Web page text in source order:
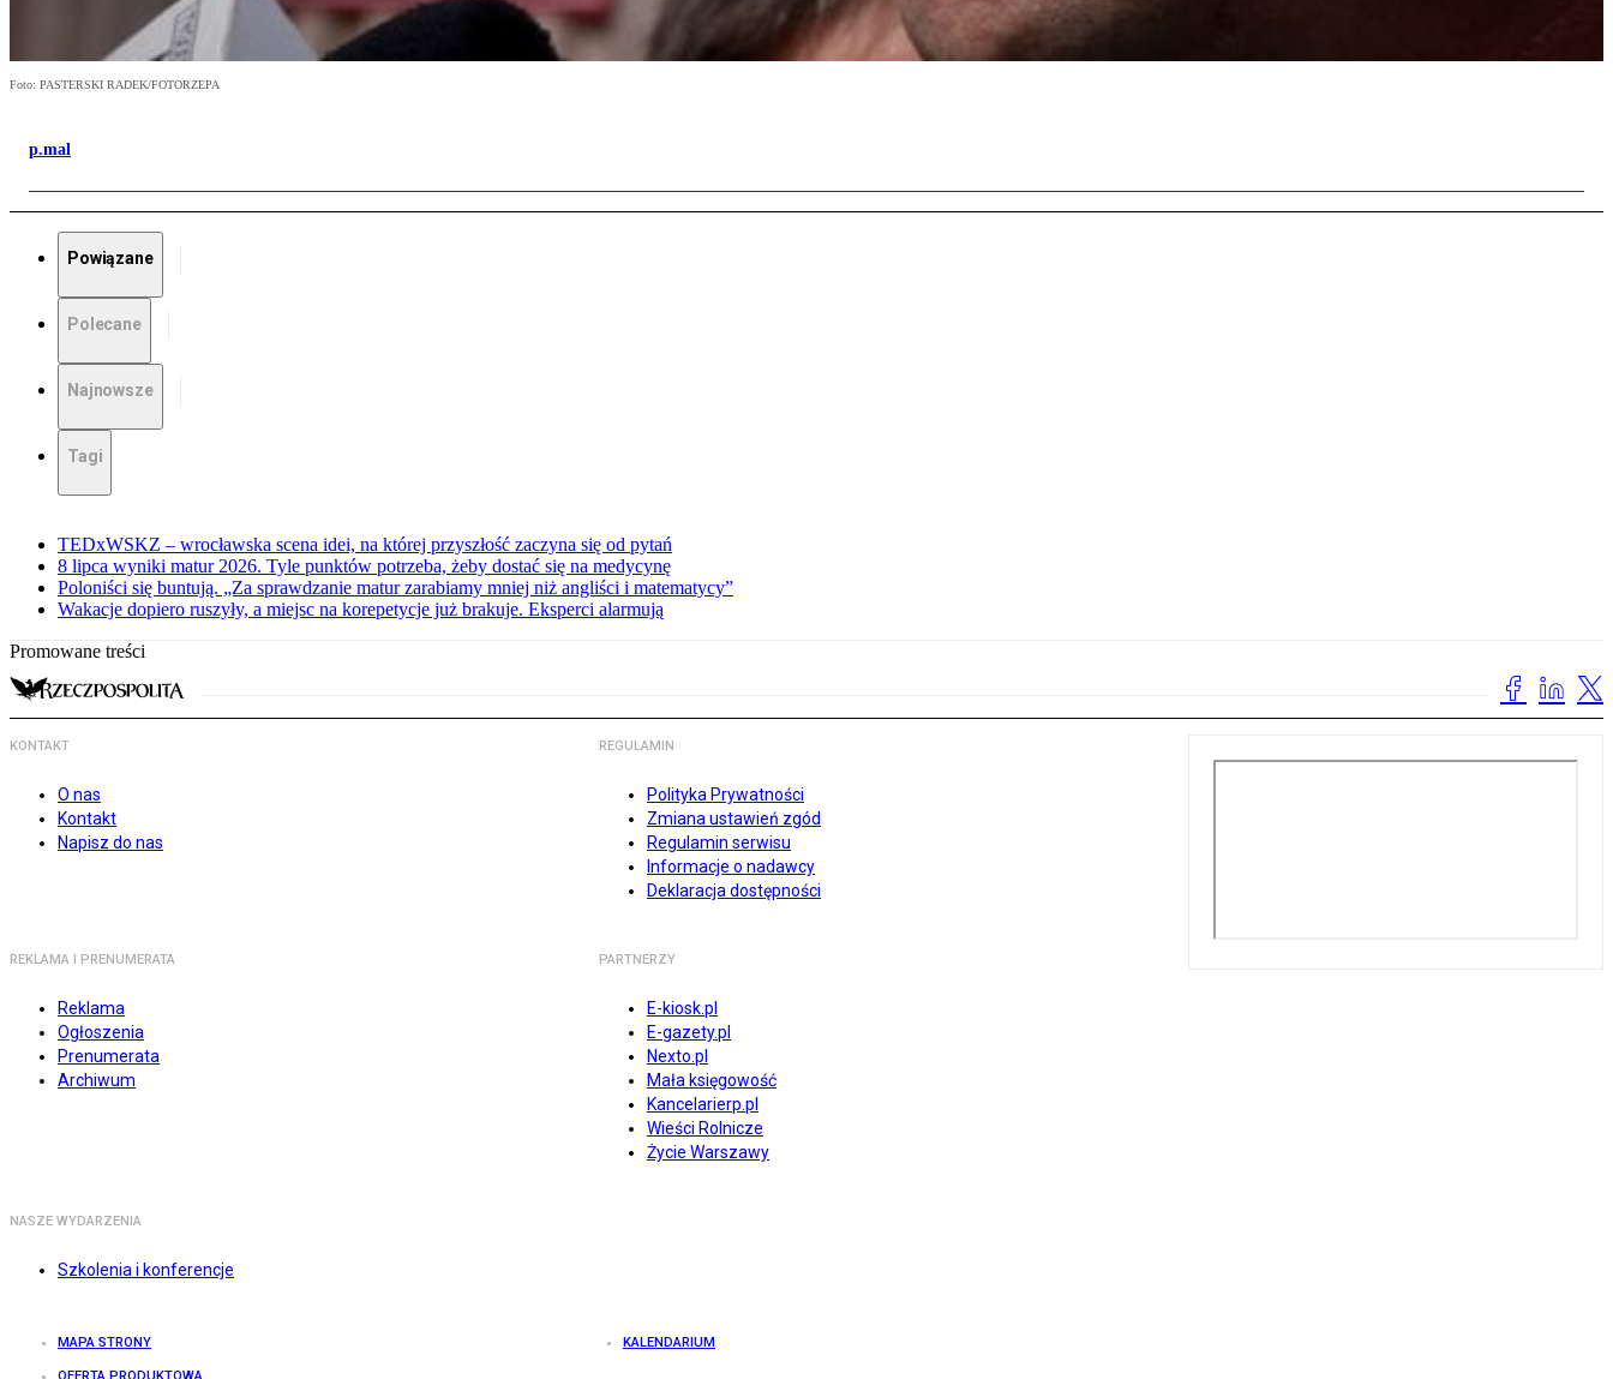
Foto: PASTERSKI RADEK/FOTORZEPA
p.mal
Powiązane
Polecane
Najnowsze
Tagi
TEDxWSKZ – wrocławska scena idei, na której przyszłość zaczyna się od pytań
8 lipca wyniki matur 2026. Tyle punktów potrzeba, żeby dostać się na medycynę
Poloniści się buntują. „Za sprawdzanie matur zarabiamy mniej niż angliści i matematycy”
Wakacje dopiero ruszyły, a miejsc na korepetycje już brakuje. Eksperci alarmują
Promowane treści
KONTAKT
O nas
Kontakt
Napisz do nas
REGULAMIN
Polityka Prywatności
Zmiana ustawień zgód
Regulamin serwisu
Informacje o nadawcy
Deklaracja dostępności
REKLAMA I PRENUMERATA
Reklama
Ogłoszenia
Prenumerata
Archiwum
PARTNERZY
E-kiosk.pl
E-gazety.pl
Nexto.pl
Mała księgowość
Kancelarierp.pl
Wieści Rolnicze
Życie Warszawy
NASZE WYDARZENIA
Szkolenia i konferencje
MAPA STRONY KALENDARIUM